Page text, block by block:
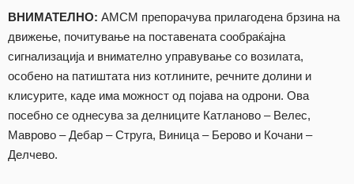
ВНИМАТЕЛНО: АМСМ препорачува прилагодена брзина на
движење, почитување на поставената сообраќајна
сигнализација и внимателно управување со возилата,
особено на патиштата низ котлините, речните долини и
клисурите, каде има можност од појава на одрони. Ова
посебно се однесува за делниците Катланово – Велес,
Маврово – Дебар – Струга, Виница – Берово и Кочани –
Делчево.